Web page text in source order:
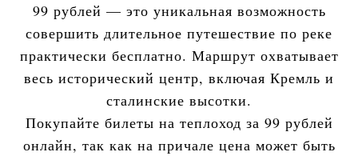
99 рублей — это уникальная возможность
совершить длительное путешествие по реке
практически бесплатно. Маршрут охватывает
весь исторический центр, включая Кремль и
сталинские высотки.
Покупайте билеты на теплоход за 99 рублей
онлайн, так как на причале цена может быть